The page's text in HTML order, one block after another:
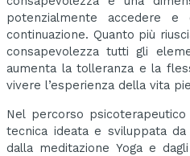
potenzialmente accedere
continuazione. Quanto più
consapevolezza tutti gli
aumenta la tolleranza e la
vivere l’esperienza della vita
Nel percorso
tecnica ideata e sviluppata
dalla meditazione Yoga e